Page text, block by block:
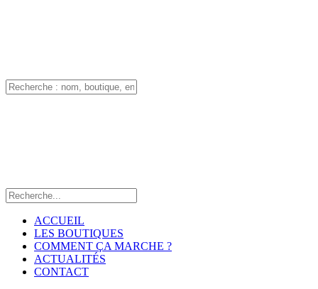
ACCUEIL
LES BOUTIQUES
COMMENT ÇA MARCHE ?
ACTUALITÉS
CONTACT